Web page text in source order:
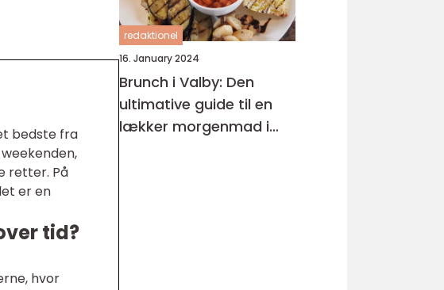
bedste fra
retter. På
er en
tid?
hvor
redaktionel
16. January 2024
Brunch i Valby: Den
ultimative guide til en
lækker morgenmad i